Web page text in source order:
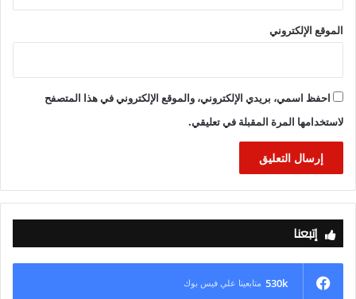
الموقع الإلكتروني
احفظ اسمي، بريدي الإلكتروني، والموقع الإلكتروني في هذا المتصفح
لاستخدامها المرة المقبلة في تعليقي.
إتبعنا
530k متابعينا علي فيس بوك